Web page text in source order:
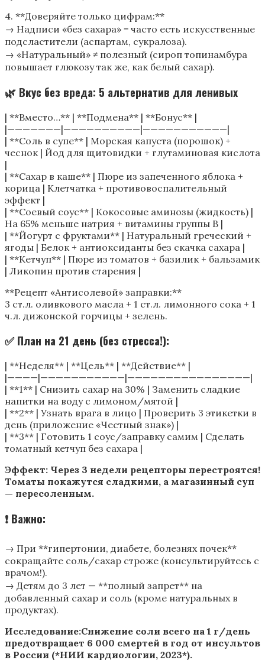
4. **Доверяйте только цифрам:**
→ Надписи «без сахара» = часто есть искусственные
подсластители (аспартам, сукралоза).
→ «Натуральный» ≠ полезный (сироп топинамбура
повышает глюкозу так же, как белый сахар).
🌿 Вкус без вреда: 5 альтернатив для ленивых
| **Вместо…** | **Подмена** | **Бонус** |
|———————|——————————|———————————|
| **Соль в супе** | Морская капуста (порошок) +
чеснок | Йод для щитовидки + глутаминовая кислота
|
| **Сахар в каше** | Пюре из запеченного яблока +
корица | Клетчатка + противовоспалительный
эффект |
| **Соевый соус** | Кокосовые аминозы (жидкость) |
На 65% меньше натрия + витамины группы В |
| **Йогурт с фруктами** | Натуральный греческий +
ягоды | Белок + антиоксиданты без скачка сахара |
| **Кетчуп** | Пюре из томатов + базилик + бальзамик
| Ликопин против старения |
**Рецепт «Антисолевой» заправки:**
3 ст.л. оливкового масла + 1 ст.л. лимонного сока + 1
ч.л. дижонской горчицы + зелень.
✅ План на 21 день (без стресса!):
| **Неделя** | **Цель** | **Действие** |
|————|———————————|————————————————|
| **1** | Снизить сахар на 30% | Заменить сладкие
напитки на воду с лимоном/мятой |
| **2** | Узнать врага в лицо | Проверить 3 этикетки в
день (приложение «Честный знак») |
| **3** | Готовить 1 соус/заправку самим | Сделать
томатный кетчуп без сахара |
Эффект: Через 3 недели рецепторы перестроятся!
Томаты покажутся сладкими, а магазинный суп
— пересоленным.
❗ Важно:
→ При **гипертонии, диабете, болезнях почек**
сокращайте соль/сахар строже (консультируйтесь с
врачом!).
→ Детям до 3 лет — **полный запрет** на
добавленный сахар и соль (кроме натуральных в
продуктах).
Исследование:Снижение соли всего на 1 г/день
предотвращает 6 000 смертей в год от инсультов
в России (*НИИ кардиологии, 2023*).